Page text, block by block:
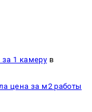
1 камеру в
цена за м2 работы